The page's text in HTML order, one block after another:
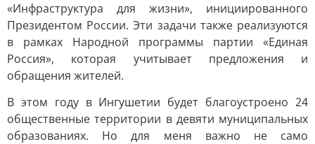
«Инфраструктура для жизни», инициированного
Президентом России. Эти задачи также реализуются
в рамках Народной программы партии «Единая
Россия», которая учитывает предложения и
обращения жителей.
В этом году в Ингушетии будет благоустроено 24
общественные территории в девяти муниципальных
образованиях. Но для меня важно не само